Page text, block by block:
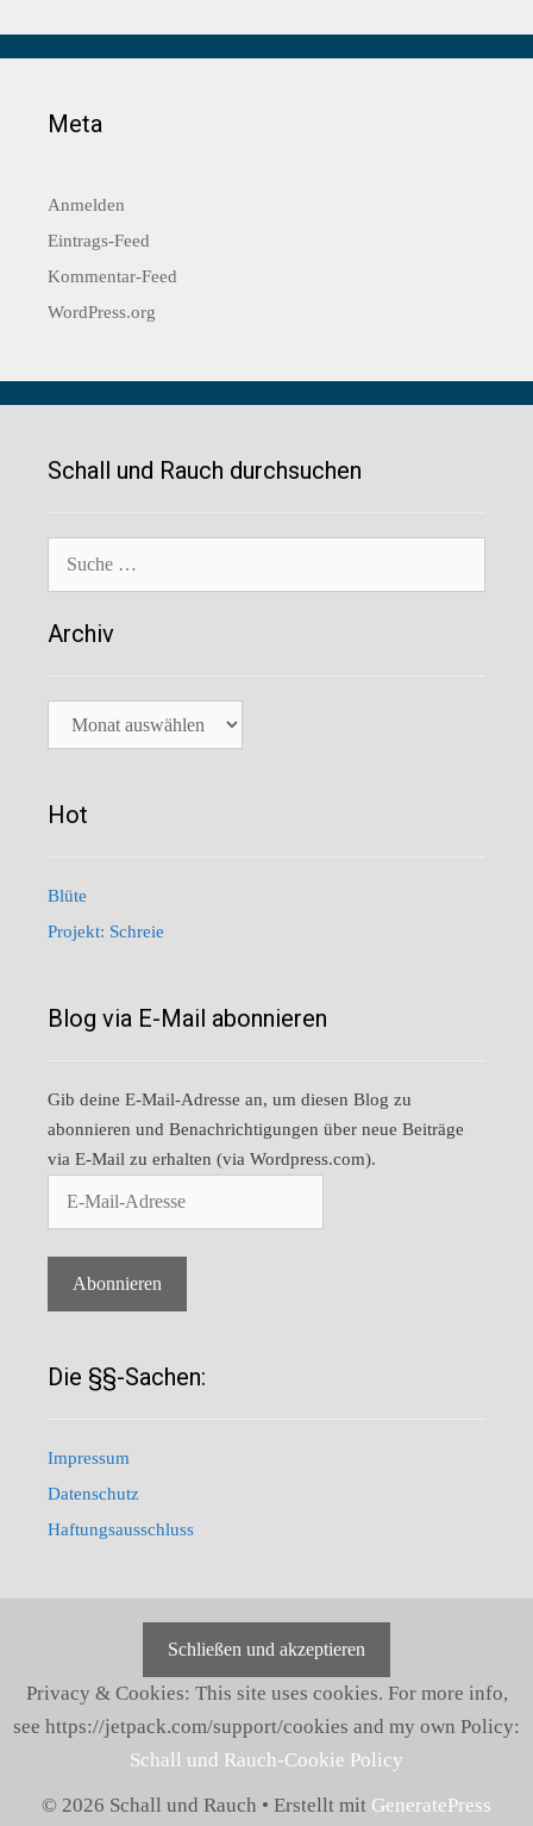
Meta
Anmelden
Eintrags-Feed
Kommentar-Feed
WordPress.org
Schall und Rauch durchsuchen
Archiv
Hot
Blüte
Projekt: Schreie
Blog via E-Mail abonnieren
Gib deine E-Mail-Adresse an, um diesen Blog zu
abonnieren und Benachrichtigungen über neue Beiträge
via E-Mail zu erhalten (via Wordpress.com).
Abonnieren
Die §§-Sachen:
Impressum
Datenschutz
Haftungsausschluss
Privacy & Cookies: This site uses cookies. For more info,
see https://jetpack.com/support/cookies and my own Policy:
Schall und Rauch-Cookie Policy
© 2026 Schall und Rauch • Erstellt mit GeneratePress